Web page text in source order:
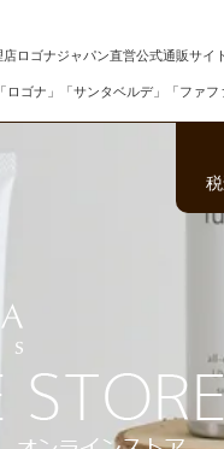
ロゴナジャパン直営公式通販サイト
ロゴナ」「サンタベルデ」「ファ